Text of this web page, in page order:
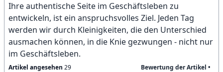
Ihre authentische Seite im Geschäftsleben zu
entwickeln, ist ein anspruchsvolles Ziel. Jeden Tag
werden wir durch Kleinigkeiten, die den Unterschied
ausmachen können, in die Knie gezwungen - nicht nur
im Geschäftsleben.
Artikel angesehen 29 Bewertung der Artikel •